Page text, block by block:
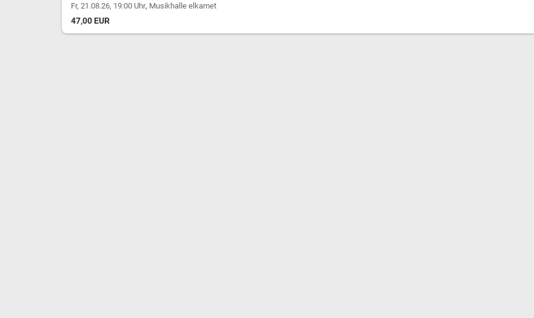
Fr, 21.08.26, 19:00 Uhr, Musikhalle elkamet
47,00 EUR